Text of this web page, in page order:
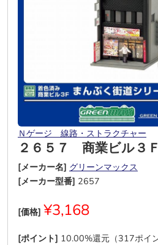
Ｎゲージ 線路・ストラクチャー
２６５７ 商業ビル３
[メーカー名] グリーンマックス
[メーカー型番] 2657
[価格] ¥3,168
[ポイント] 10.00%還元（317ポイン